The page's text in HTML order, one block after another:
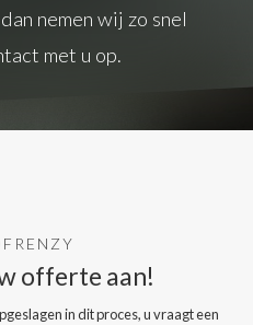
nemen wij zo snel
met u op.
offerte aan!
in dit proces, u vraagt een